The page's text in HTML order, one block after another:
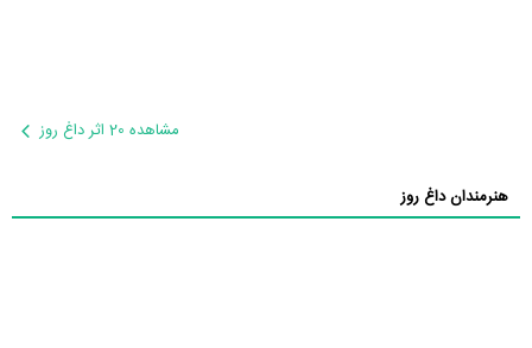
مشاهده 20 اثر داغ روز
هنرمندان داغ روز